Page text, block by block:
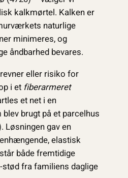
kalkmørtel. Kalken er
naturlige
minimeres, og
åndbarhed bevares.
eller risiko for
i et fiberarmeret
et net i en
brugt på et parcelhus
Løsningen gav en
elastisk
både fremtidige
fra familiens daglige